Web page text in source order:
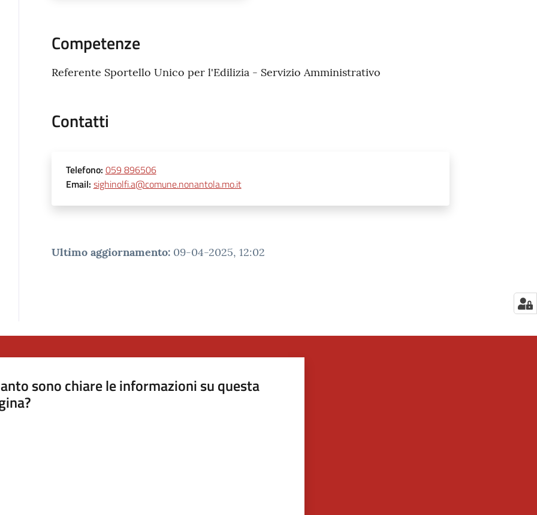
Competenze
Referente Sportello Unico per l'Edilizia - Servizio Amministrativo
Contatti
Telefono: 059 896506
Email: sighinolfi.a@comune.nonantola.mo.it
Ultimo aggiornamento: 09-04-2025, 12:02
sono chiare le informazioni su questa